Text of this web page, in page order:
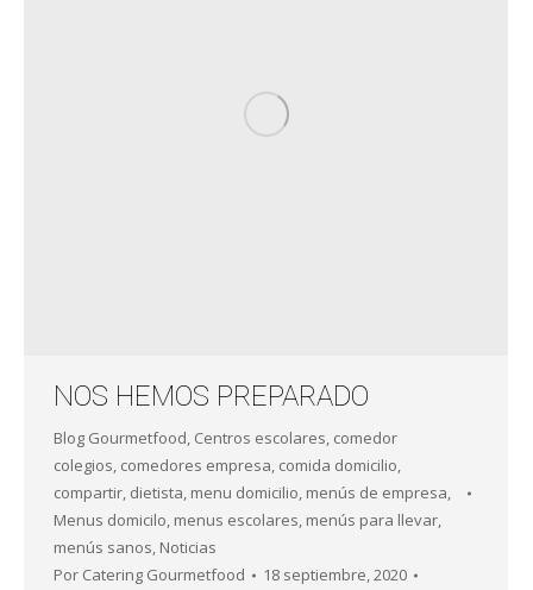
NOS HEMOS PREPARADO
Blog Gourmetfood, Centros escolares, comedor
colegios, comedores empresa, comida domicilio,
compartir, dietista, menu domicilio, menús de empresa,
Menus domicilo, menus escolares, menús para llevar,
menús sanos, Noticias
Por Catering Gourmetfood
18 septiembre, 2020